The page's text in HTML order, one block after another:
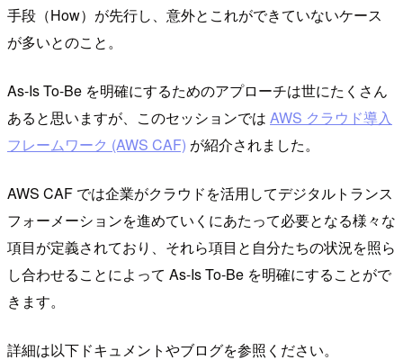
手段（How）が先行し、意外とこれができていないケース
が多いとのこと。
As-Is To-Be を明確にするためのアプローチは世にたくさん
あると思いますが、このセッションでは AWS クラウド導入
フレームワーク (AWS CAF) が紹介されました。
AWS CAF では企業がクラウドを活用してデジタルトランス
フォーメーションを進めていくにあたって必要となる様々な
項目が定義されており、それら項目と自分たちの状況を照ら
し合わせることによって As-Is To-Be を明確にすることがで
きます。
詳細は以下ドキュメントやブログを参照ください。